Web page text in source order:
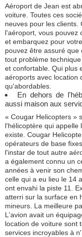
Aéroport de Jean est
voiture. Toutes ces
neuves pour les clients.
l'aéroport, vous pouvez
et embarquez pour
pouvez être assuré
tout problème
et confortable. Qui plus
aéroports avec location
qu'abordables.
En dehors de
aussi maison aux
« Cougar Helicopters »
l'hélicoptère qui appelle
existe. Cougar
opérateurs de base
l'instar de tout autre
a également connu un
années à venir son
celle qui a eu lieu le 14
ont envahi la piste 11.
atterri sur la surface en
mineurs. La meilleure
L'avion avait un
location de voiture sont
services incroyables à